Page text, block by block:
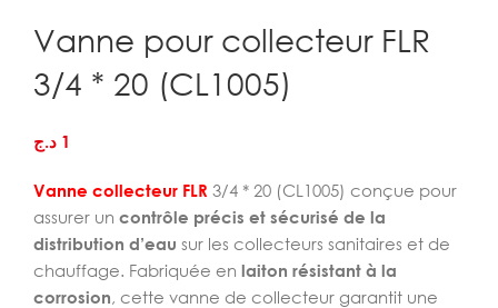
Vanne pour collecteur FLR
3/4 * 20 (CL1005)
1 د.ج
Vanne collecteur FLR 3/4 * 20 (CL1005) conçue pour
assurer un contrôle précis et sécurisé de la
distribution d’eau sur les collecteurs sanitaires et de
chauffage. Fabriquée en laiton résistant à la
corrosion, cette vanne de collecteur garantit une